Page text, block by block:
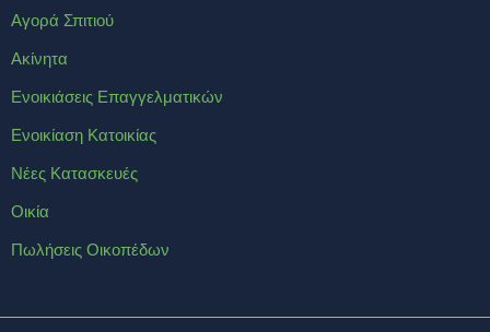
Αγορά Σπιτιού
Ακίνητα
Ενοικιάσεις Επαγγελματικών
Ενοικίαση Κατοικίας
Νέες Κατασκευές
Οικία
Πωλήσεις Οικοπέδων